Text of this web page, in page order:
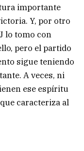
importante
Y, por otro
lo tomo con
pero el partido
sigue teniendo
A veces, ni
ese espíritu
caracteriza al